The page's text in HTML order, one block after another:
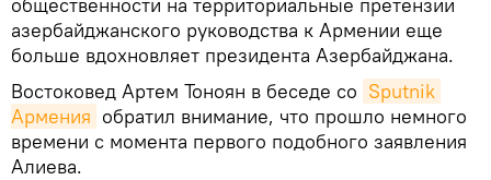
азербайджанского руководства к Армении еще
больше вдохновляет президента Азербайджана.
Востоковед Артем Тоноян в беседе со Sputnik
Армения обратил внимание, что прошло немного
времени с момента первого подобного заявления
Алиева.